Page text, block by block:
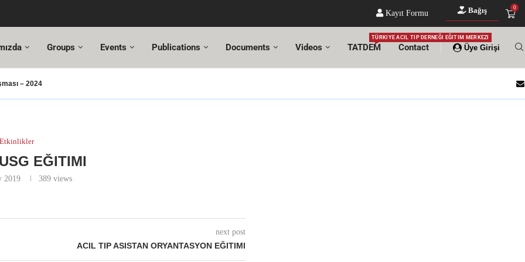
Kayıt Formu Bağış 0
Groups Events Publications Documents Videos TATDEM
TÜRKIYE ACIL TIP DERNEĞI EĞITIM MERKEZI
Contact Üye Girişi
– 2024
Etkinlikler
EĞITIMI
2019 389 views
next post
ACIL TIP ASISTAN ORYANTASYON EĞITIMI